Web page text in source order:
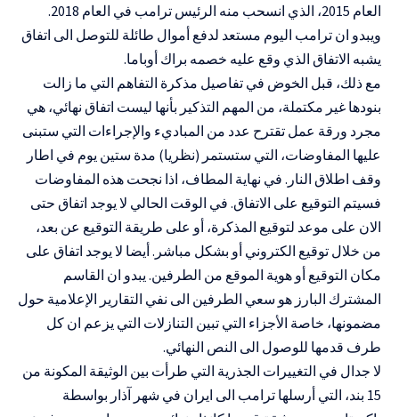
العام 2015، الذي انسحب منه الرئيس ترامب في العام 2018.
ويبدو ان ترامب اليوم مستعد لدفع أموال طائلة للتوصل الى اتفاق
يشبه الاتفاق الذي وقع عليه خصمه براك أوباما.
مع ذلك، قبل الخوض في تفاصيل مذكرة التفاهم التي ما زالت
بنودها غير مكتملة، من المهم التذكير بأنها ليست اتفاق نهائي، هي
مجرد ورقة عمل تقترح عدد من المباديء والإجراءات التي ستبنى
عليها المفاوضات، التي ستستمر (نظريا) مدة ستين يوم في اطار
وقف اطلاق النار. في نهاية المطاف، اذا نجحت هذه المفاوضات
فسيتم التوقيع على الاتفاق. في الوقت الحالي لا يوجد اتفاق حتى
الان على موعد لتوقيع المذكرة، أو على طريقة التوقيع عن بعد،
من خلال توقيع الكتروني أو بشكل مباشر. أيضا لا يوجد اتفاق على
مكان التوقيع أو هوية الموقع من الطرفين. يبدو ان القاسم
المشترك البارز هو سعي الطرفين الى نفي التقارير الإعلامية حول
مضمونها، خاصة الأجزاء التي تبين التنازلات التي يزعم ان كل
طرف قدمها للوصول الى النص النهائي.
لا جدال في التغييرات الجذرية التي طرأت بين الوثيقة المكونة من
15 بند، التي أرسلها ترامب الى ايران في شهر آذار بواسطة